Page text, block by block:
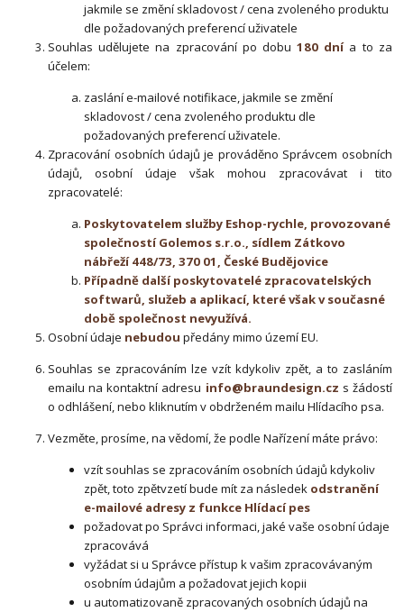
jakmile se změní skladovost / cena zvoleného produktu
dle požadovaných preferencí uživatele
Souhlas udělujete na zpracování po dobu180 dnía to za
účelem:
zaslání e-mailové notifikace, jakmile se změní
skladovost / cena zvoleného produktu dle
požadovaných preferencí uživatele.
Zpracování osobních údajů je prováděno Správcem osobních
údajů, osobní údaje však mohou zpracovávat i tito
zpracovatelé:
Poskytovatelem služby Eshop-rychle, provozované
společností Golemos s.r.o., sídlem Zátkovo
nábřeží 448/73, 370 01, České Budějovice
Případně další poskytovatelé zpracovatelských
softwarů, služeb a aplikací, které však v současné
době společnost nevyužívá.
Osobní údaje nebudou předány mimo území EU.
Souhlas se zpracováním lze vzít kdykoliv zpět, a to zasláním
emailu na kontaktní adresu info@braundesign.cz s žádostí
o odhlášení, nebo kliknutím v obdrženém mailu Hlídacího psa.
Vezměte, prosíme, na vědomí, že podle Nařízení máte právo:
vzít souhlas se zpracováním osobních údajů kdykoliv
zpět, toto zpětvzetí bude mít za následek odstranění
e-mailové adresy z funkce Hlídací pes
požadovat po Správci informaci, jaké vaše osobní údaje
zpracovává
vyžádat si u Správce přístup k vašim zpracovávaným
osobním údajům a požadovat jejich kopii
u automatizovaně zpracovaných osobních údajů na